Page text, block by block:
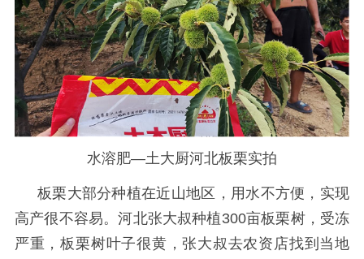
水溶肥—土大厨河北板栗实拍
板栗大部分种植在近山地区，用水不方便，实现
高产很不容易。河北张大叔种植300亩板栗树，受冻
严重，板栗树叶子很黄，张大叔去农资店找到当地